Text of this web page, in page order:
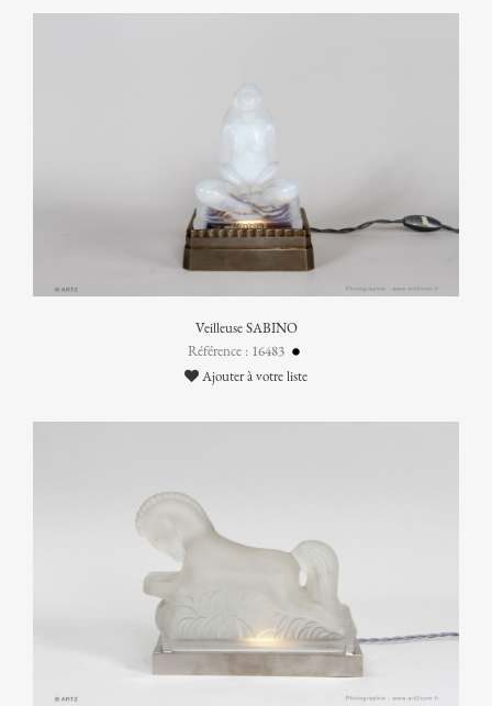
Veilleuse SABINO
Référence : 16483
Ajouter à votre liste